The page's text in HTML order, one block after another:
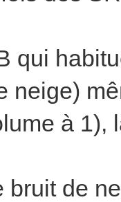
qui
neige)
à
bruit de